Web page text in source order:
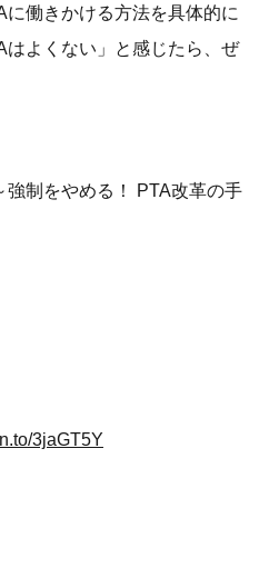
働きかける方法を具体的に
よくない」と感じたら、ぜ
強制をやめる！ PTA改革の手
3jaGT5Y